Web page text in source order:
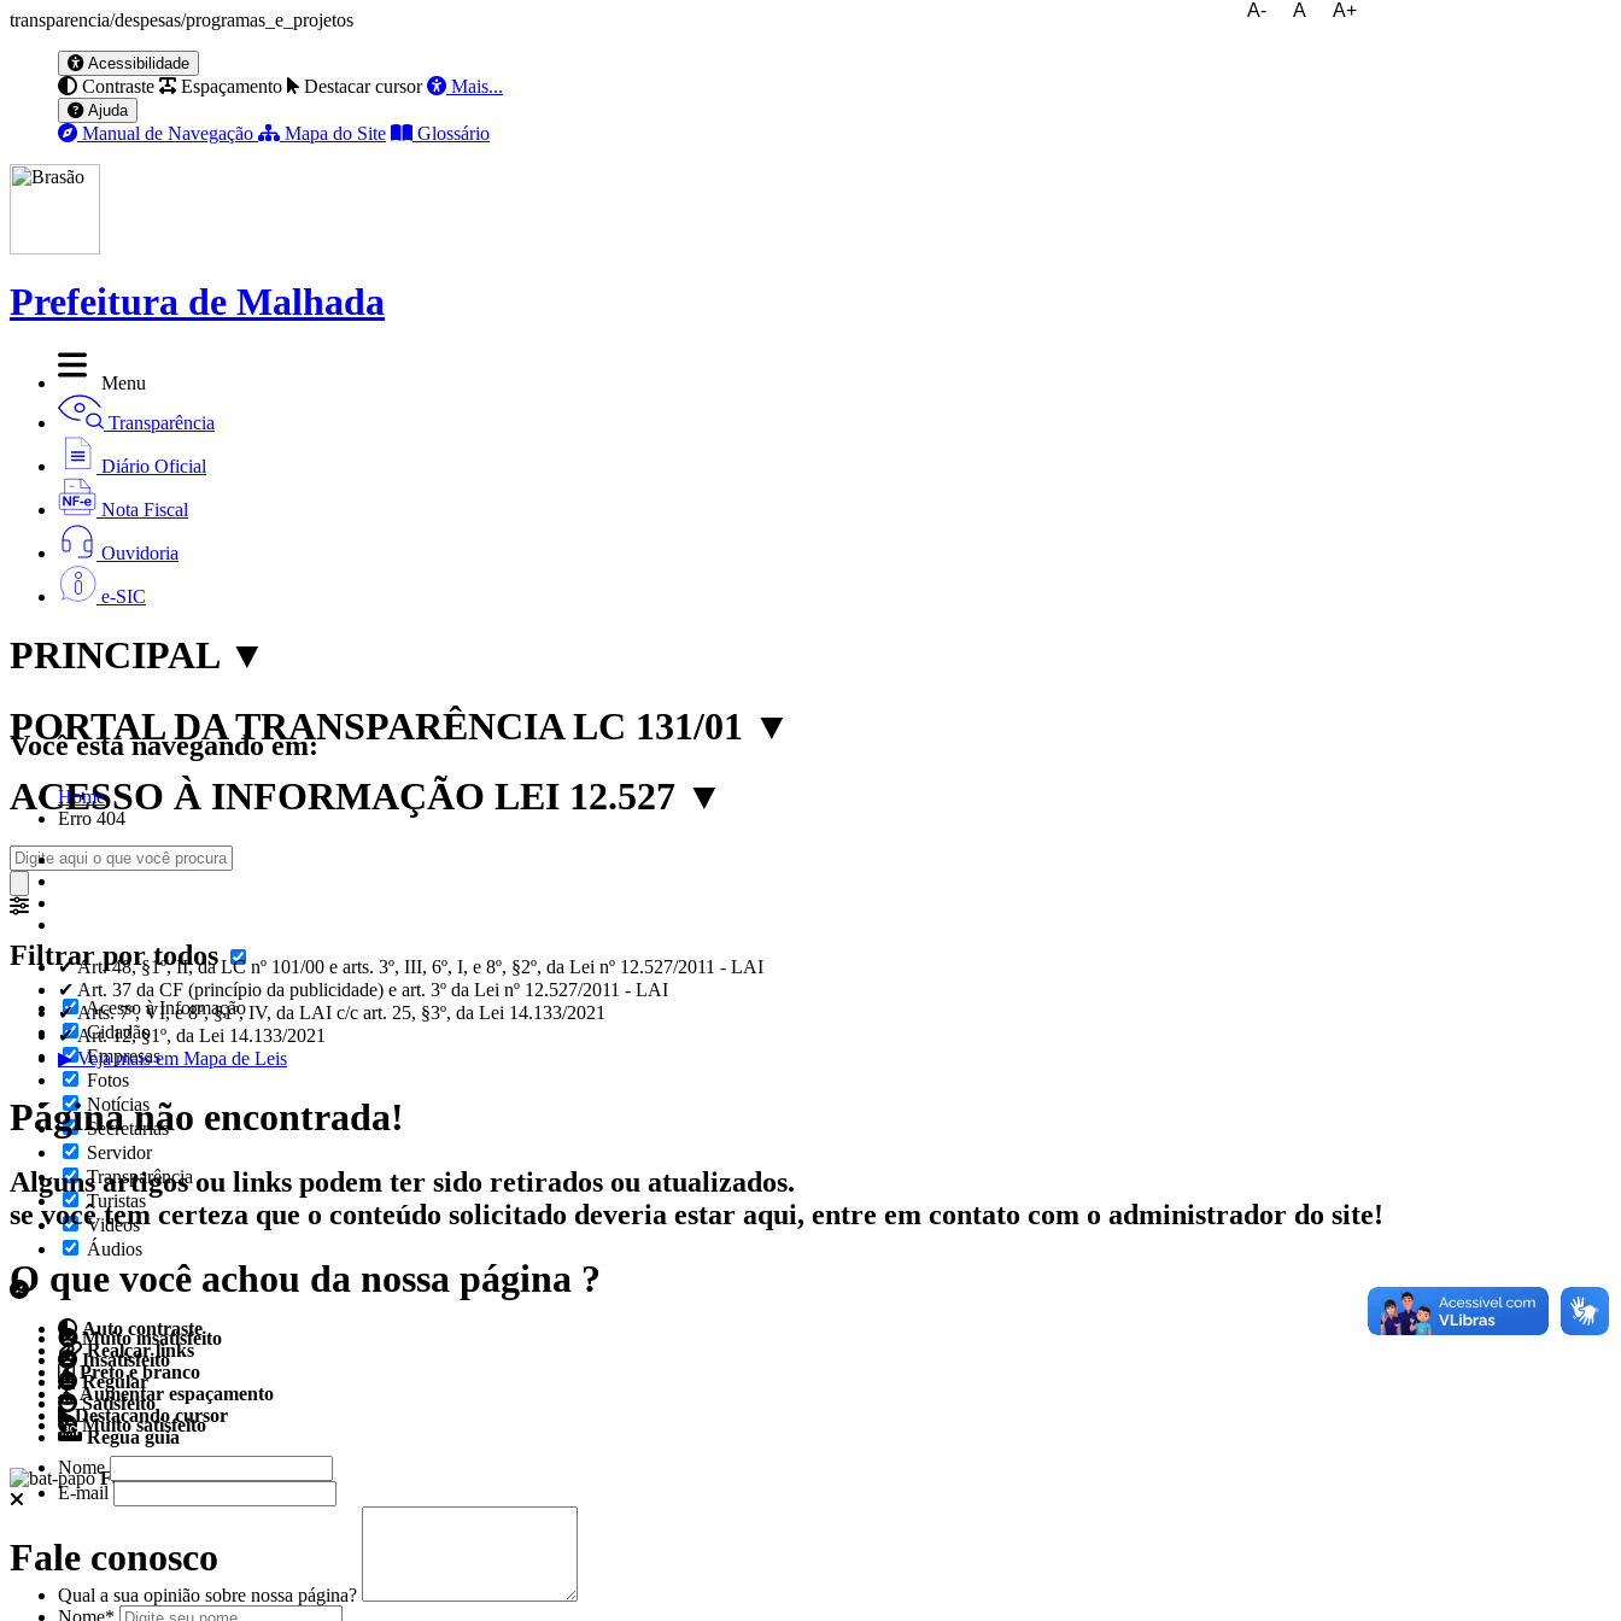
transparencia/despesas/programas_e_projetos A- A A+
Acessibilidade
Contraste Espaçamento Destacar cursor Mais...
Ajuda
Manual de Navegação Mapa do Site Glossário
Prefeitura de Malhada
Menu
Transparência
Diário Oficial
Nota Fiscal
Ouvidoria
e-SIC
PRINCIPAL ▼
PORTAL DA TRANSPARÊNCIA LC 131/01 ▼
ACESSO À INFORMAÇÃO LEI 12.527 ▼
Filtrar por todos
Acesso à Informação
Cidadão
Empresas
Fotos
Notícias
Secretarias
Servidor
Transparência
Turistas
Videos
Áudios
Auto contraste
Realçar links
Preto e branco
Aumentar espaçamento
Destacando cursor
Regua guia
Fale conosco
Fale conosco
Você está navegando em:
Home
Erro 404
✔ Art. 48, §1º, II, da LC nº 101/00 e arts. 3º, III, 6º, I, e 8º, §2º, da Lei nº 12.527/2011 - LAI
✔ Art. 37 da CF (princípio da publicidade) e art. 3º da Lei nº 12.527/2011 - LAI
✔ Arts. 7º, VI, e 8º, §1º, IV, da LAI c/c art. 25, §3º, da Lei 14.133/2021
✔ Art. 12, §1º, da Lei 14.133/2021
▶ Veja mais em Mapa de Leis
Página não encontrada!
Alguns artigos ou links podem ter sido retirados ou atualizados.
se você tem certeza que o conteúdo solicitado deveria estar aqui, entre em contato com o administrador do site!
O que você achou da nossa página ?
Muito insatisfeito
Insatisfeito
Regular
Satisfeito
Muito satisfeito
Nome
E-mail
Qual a sua opinião sobre nossa página?